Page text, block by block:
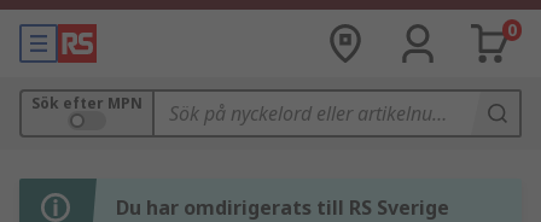
0
Sök efter MPN
Du har omdirigerats till RS Sverige